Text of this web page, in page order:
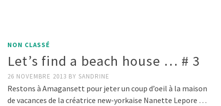
NON CLASSÉ
Let’s find a beach house … # 3
26 NOVEMBRE 2013 BY SANDRINE
Restons à Amagansett pour jeter un coup d’oeil à la maison
de vacances de la créatrice new-yorkaise Nanette Lepore …